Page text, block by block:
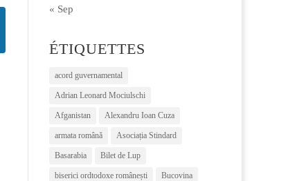
« Sep
ÉTIQUETTES
acord guvernamental
Adrian Leonard Mociulschi
Afganistan Alexandru Ioan Cuza
armata română Asociația Stindard
Basarabia Bilet de Lup
biserici ordtodoxe românești Bucovina